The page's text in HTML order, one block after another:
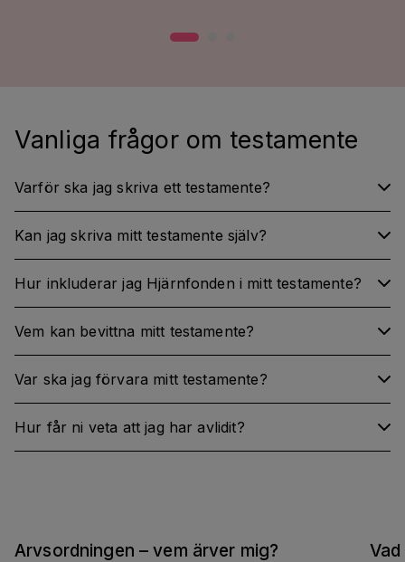
Vanliga frågor om testamente
Varför ska jag skriva ett testamente?
Kan jag skriva mitt testamente själv?
Hur inkluderar jag Hjärnfonden i mitt testamente?
Vem kan bevittna mitt testamente?
Var ska jag förvara mitt testamente?
Hur får ni veta att jag har avlidit?
Arvsordningen – vem ärver mig?